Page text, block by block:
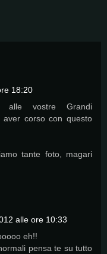
18:20
alle vostre Grandi
aver corso con questo
tante foto, magari
alle ore 10:33
eh!!
pensa te su tutto